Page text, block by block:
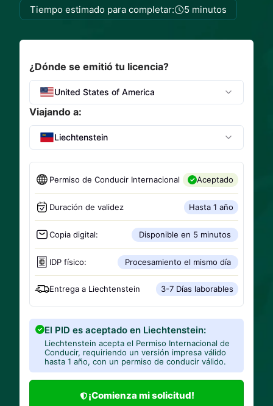
Tiempo estimado para completar: 5 minutos
¿Dónde se emitió tu licencia?
United States of America
Viajando a:
Liechtenstein
Permiso de Conducir Internacional Aceptado
Duración de validez Hasta 1 año
Copia digital: Disponible en 5 minutos
IDP físico: Procesamiento el mismo día
Entrega a Liechtenstein 3-7 Días laborables
El PID es aceptado en Liechtenstein:
Liechtenstein acepta el Permiso Internacional de
Conducir, requiriendo un versión impresa válido
hasta 1 año, con un permiso de conducir válido.
¡Comienza mi solicitud!